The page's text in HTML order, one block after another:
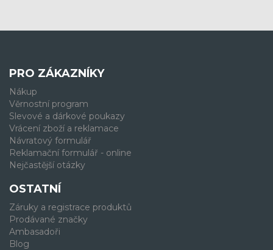
PRO ZÁKAZNÍKY
Nákup
Věrnostní program
Slevové a dárkové poukazy
Vrácení zboží a reklamace
Návratový formulář
Reklamační formulář - online
Nejčastější otázky
OSTATNÍ
Záruky a registrace produktů
Prodávané značky
Ambasadoři
Blog